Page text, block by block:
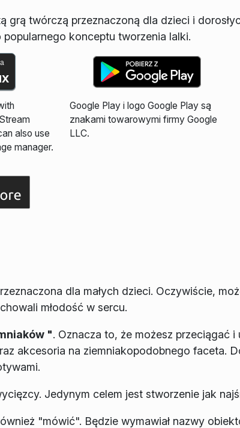
grą twórczą przeznaczoną dla dzieci i
konceptu tworzenia lalki.
also use
manager.
Google Play i logo Google Play są
znakami towarowymi firmy Google
LLC.
dla małych dzieci. Oczywiście,
młodość w sercu.
". Oznacza to, że możesz przeciągać
akcesoria na ziemniakopodobnego faceta.
Jedynym celem jest stworzenie jak
"mówić". Będzie wymawiał nazwy